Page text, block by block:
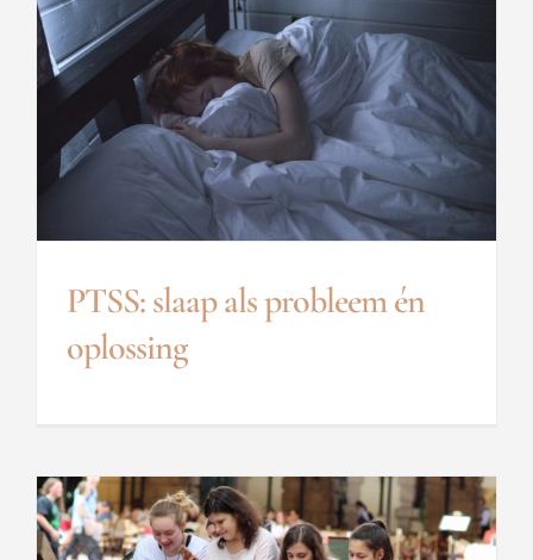
PTSS: slaap als probleem én
oplossing